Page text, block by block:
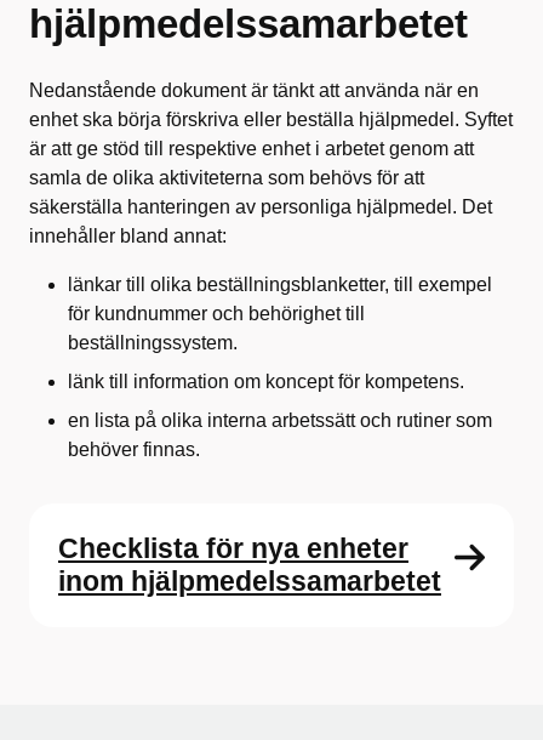
hjälpmedelssamarbetet
Nedanstående dokument är tänkt att använda när en
enhet ska börja förskriva eller beställa hjälpmedel. Syftet
är att ge stöd till respektive enhet i arbetet genom att
samla de olika aktiviteterna som behövs för att
säkerställa hanteringen av personliga hjälpmedel. Det
innehåller bland annat:
länkar till olika beställningsblanketter, till exempel
för kundnummer och behörighet till
beställningssystem.
länk till information om koncept för kompetens.
en lista på olika interna arbetssätt och rutiner som
behöver finnas.
Checklista för nya enheter
inom hjälpmedelssamarbetet